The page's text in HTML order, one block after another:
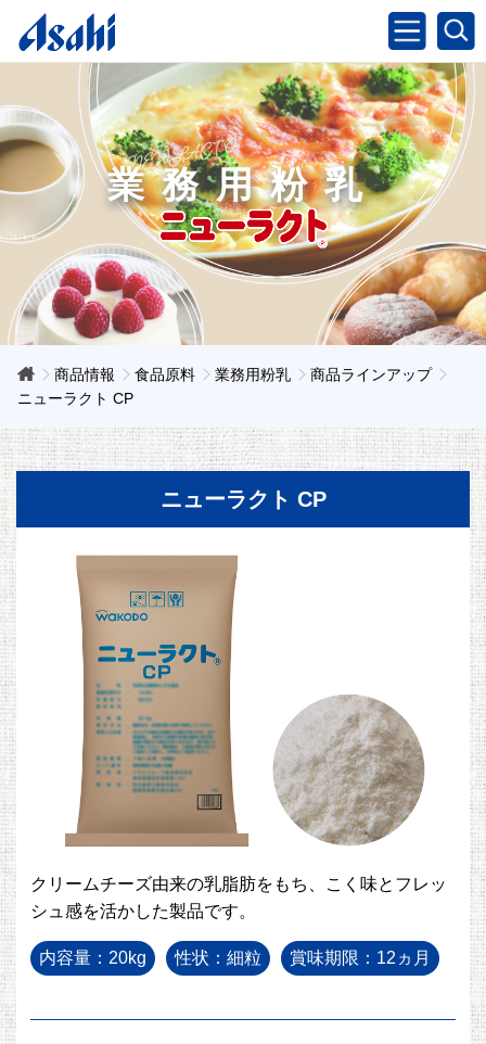
業務用粉乳
商品情報 食品原料 業務用粉乳
商品ラインアップ
ニューラクト CP
ニューラクト CP
クリームチーズ由来の乳脂肪をもち、こく味とフレッ
シュ感を活かした製品です。
内容量：20kg 性状：細粒 賞味期限：12ヵ月